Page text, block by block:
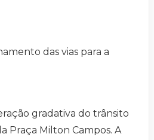
das vias para a
gradativa do trânsito
Praça Milton Campos. A